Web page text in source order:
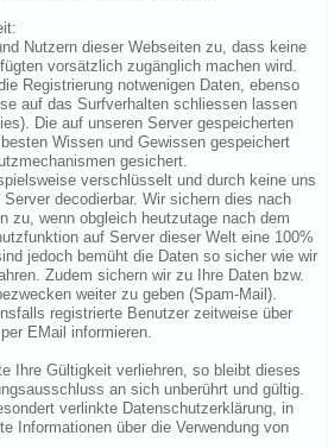
Nutzern dieser Webseiten zu, dass keine
vorsätzlich zugänglich machen wird.
Registrierung notwenigen Daten, ebenso
auf das Surfverhalten schliessen lassen
Die auf unseren Server gespeicherten
Wissen und Gewissen gespeichert
gesichert.
verschlüsselt und durch keine uns
decodierbar. Wir sichern dies nach
zu, wenn obgleich heutzutage nach dem
auf Server dieser Welt eine 100%
jedoch bemüht die Daten so sicher wie wir
Zudem sichern wir zu Ihre Daten bzw.
weiter zu geben (Spam-Mail).
registrierte Benutzer zeitweise über
EMail informieren.
Ihre Gültigkeit verliehren, so bleibt dieses
an sich unberührt und gültig.
verlinkte Datenschutzerklärung, in
Informationen über die Verwendung von